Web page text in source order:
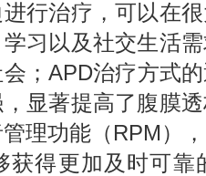
行治疗，可以在
习以及社交生活
；APD治疗方式
显著提高了腹膜
理功能（RPM）
获得更加及时可靠